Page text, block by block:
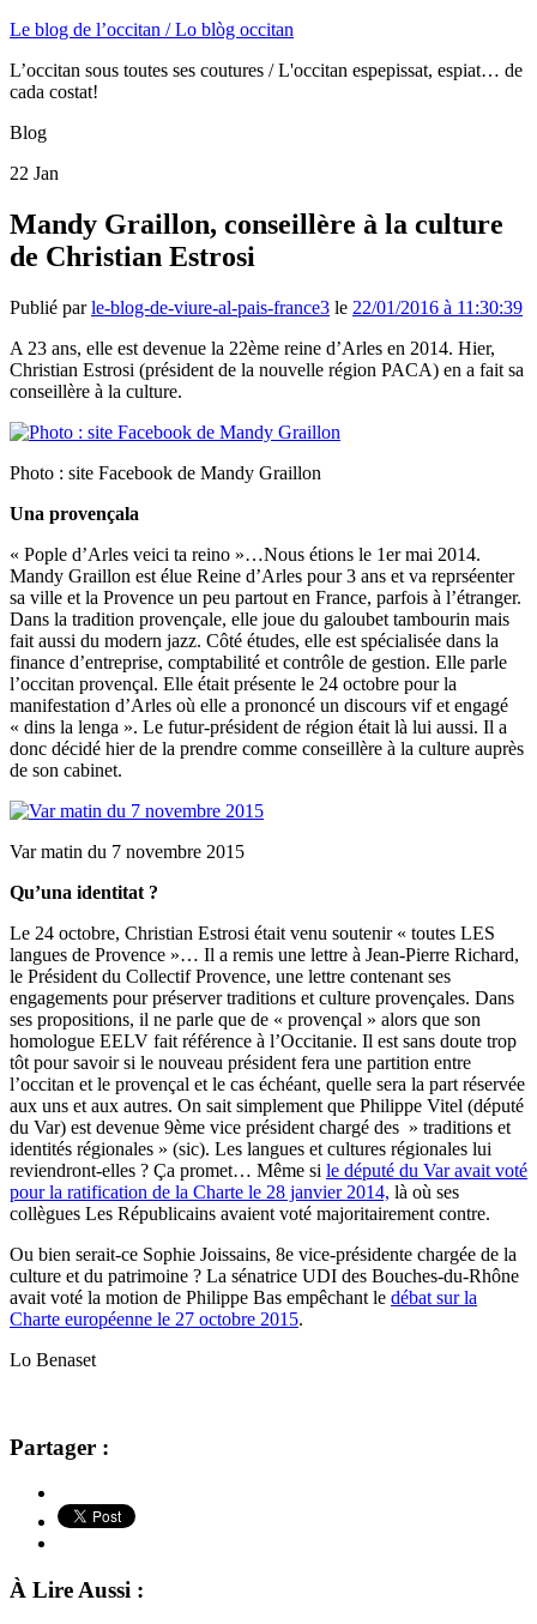
Le blog de l’occitan / Lo blòg occitan
L’occitan sous toutes ses coutures / L'occitan espepissat, espiat… de
cada costat!
Blog
22 Jan
Mandy Graillon, conseillère à la culture
de Christian Estrosi
Publié parle-blog-de-viure-al-pais-france3 le 22/01/2016 à 11:30:39
A 23 ans, elle est devenue la 22ème reine d’Arles en 2014. Hier,
Christian Estrosi (président de la nouvelle région PACA) en a fait sa
conseillère à la culture.
Photo : site Facebook de Mandy Graillon
Una provençala
« Pople d’Arles veici ta reino »…Nous étions le 1er mai 2014.
Mandy Graillon est élue Reine d’Arles pour 3 ans et va reprséenter
sa ville et la Provence un peu partout en France, parfois à l’étranger.
Dans la tradition provençale, elle joue du galoubet tambourin mais
fait aussi du modern jazz. Côté études, elle est spécialisée dans la
finance d’entreprise, comptabilité et contrôle de gestion. Elle parle
l’occitan provençal. Elle était présente le 24 octobre pour la
manifestation d’Arles où elle a prononcé un discours vif et engagé
« dins la lenga ». Le futur-président de région était là lui aussi. Il a
donc décidé hier de la prendre comme conseillère à la culture auprès
de son cabinet.
Var matin du 7 novembre 2015
Qu’una identitat ?
Le 24 octobre, Christian Estrosi était venu soutenir « toutes LES
langues de Provence »… Il a remis une lettre à Jean-Pierre Richard,
le Président du Collectif Provence, une lettre contenant ses
engagements pour préserver traditions et culture provençales. Dans
ses propositions, il ne parle que de « provençal » alors que son
homologue EELV fait référence à l’Occitanie. Il est sans doute trop
tôt pour savoir si le nouveau président fera une partition entre
l’occitan et le provençal et le cas échéant, quelle sera la part réservée
aux uns et aux autres. On sait simplement que Philippe Vitel (député
du Var) est devenue 9ème vice président chargé des » traditions et
identités régionales » (sic). Les langues et cultures régionales lui
reviendront-elles ? Ça promet… Même si le député du Var avait voté
pour la ratification de la Charte le 28 janvier 2014, là où ses
collègues Les Républicains avaient voté majoritairement contre.
Ou bien serait-ce Sophie Joissains, 8e vice-présidente chargée de la
culture et du patrimoine ? La sénatrice UDI des Bouches-du-Rhône
avait voté la motion de Philippe Bas empêchant le débat sur la
Charte européenne le 27 octobre 2015.
Lo Benaset
Partager :
À Lire Aussi :